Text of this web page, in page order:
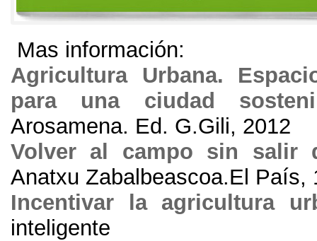
Mas información:
Agricultura Urbana.
para una ciudad
Arosamena. Ed. G.Gili, 2012
Volver al campo sin salir
Anatxu Zabalbeascoa.El País,
Incentivar la agricultura
inteligente